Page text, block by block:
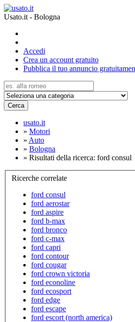
Usato.it - Bologna
Accedi
Crea un account gratuito
Pubblica il tuo annuncio
Cerca
usato.it
» Motori
» Auto
» Bologna
» Risultati della ricerca: ford consul
Ricerche correlate
ford consul
ford aerostar
ford aspire
ford b-max
ford bronco
ford c-max
ford capri
ford contour
ford cougar
ford crown victoria
ford econoline
ford ecosport
ford edge
ford escape
ford escort (north america)